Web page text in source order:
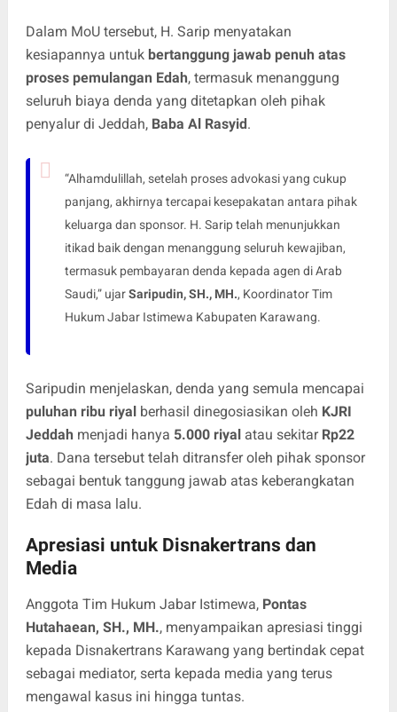
Dalam MoU tersebut, H. Sarip menyatakan
kesiapannya untuk bertanggung jawab penuh atas
proses pemulangan Edah, termasuk menanggung
seluruh biaya denda yang ditetapkan oleh pihak
penyalur di Jeddah, Baba Al Rasyid.
“Alhamdulillah, setelah proses advokasi yang cukup
panjang, akhirnya tercapai kesepakatan antara pihak
keluarga dan sponsor. H. Sarip telah menunjukkan
itikad baik dengan menanggung seluruh kewajiban,
termasuk pembayaran denda kepada agen di Arab
Saudi,” ujarSaripudin, SH., MH., Koordinator Tim
Hukum Jabar Istimewa Kabupaten Karawang.
Saripudin menjelaskan, denda yang semula mencapai
puluhan ribu riyalberhasil dinegosiasikan oleh KJRI
Jeddah menjadi hanya 5.000 riyalatau sekitar Rp22
juta. Dana tersebut telah ditransfer oleh pihak sponsor
sebagai bentuk tanggung jawab atas keberangkatan
Edah di masa lalu.
Apresiasi untuk Disnakertrans dan
Media
Anggota Tim Hukum Jabar Istimewa, Pontas
Hutahaean, SH., MH., menyampaikan apresiasi tinggi
kepada Disnakertrans Karawang yang bertindak cepat
sebagai mediator, serta kepada media yang terus
mengawal kasus ini hingga tuntas.